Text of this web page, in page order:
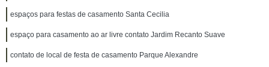
espaços para festas de casamento Santa Cecilia
espaço para casamento ao ar livre contato Jardim Recanto Suave
contato de local de festa de casamento Parque Alexandre